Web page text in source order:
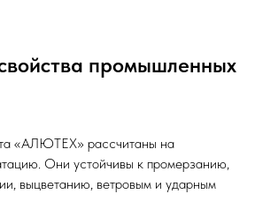
промышленных
«АЛЮТЕХ» рассчитаны на
Они устойчивы к промерзанию,
выцветанию, ветровым и ударным